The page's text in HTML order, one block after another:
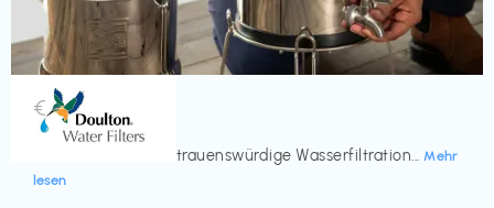
Küche & Haushalt
Doulton
Seit 200 Jahren vertrauenswürdige Wasserfiltration... Mehr
lesen
€‎